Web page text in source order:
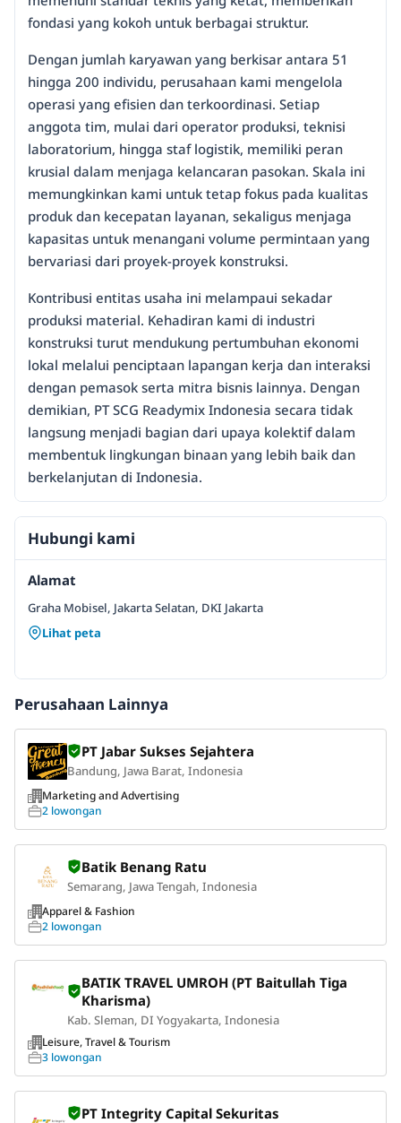
fondasi yang kokoh untuk berbagai struktur.
Dengan jumlah karyawan yang berkisar antara 51
hingga 200 individu, perusahaan kami mengelola
operasi yang efisien dan terkoordinasi. Setiap
anggota tim, mulai dari operator produksi, teknisi
laboratorium, hingga staf logistik, memiliki peran
krusial dalam menjaga kelancaran pasokan. Skala ini
memungkinkan kami untuk tetap fokus pada kualitas
produk dan kecepatan layanan, sekaligus menjaga
kapasitas untuk menangani volume permintaan yang
bervariasi dari proyek-proyek konstruksi.
Kontribusi entitas usaha ini melampaui sekadar
produksi material. Kehadiran kami di industri
konstruksi turut mendukung pertumbuhan ekonomi
lokal melalui penciptaan lapangan kerja dan interaksi
dengan pemasok serta mitra bisnis lainnya. Dengan
demikian, PT SCG Readymix Indonesia secara tidak
langsung menjadi bagian dari upaya kolektif dalam
membentuk lingkungan binaan yang lebih baik dan
berkelanjutan di Indonesia.
Hubungi kami
Alamat
Graha Mobisel, Jakarta Selatan, DKI Jakarta
Lihat peta
Perusahaan Lainnya
PT Jabar Sukses Sejahtera
Bandung, Jawa Barat, Indonesia
Marketing and Advertising
2 lowongan
Batik Benang Ratu
Semarang, Jawa Tengah, Indonesia
Apparel & Fashion
2 lowongan
BATIK TRAVEL UMROH (PT Baitullah Tiga
Kharisma)
Kab. Sleman, DI Yogyakarta, Indonesia
Leisure, Travel & Tourism
3 lowongan
PT Integrity Capital Sekuritas